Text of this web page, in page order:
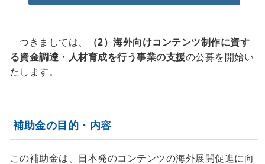
つきましては、
（2）海外向けコンテンツ制作に資す
る資金調達・人材育成を行う事業の支援の公募を開始い
たします。
補助金の目的・内容
この補助金は、日本発のコンテンツの海外展開促進に向